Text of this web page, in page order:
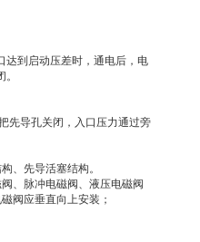
达到启动压差时，通电后，电
先导孔关闭，入口压力通过旁
、先导活塞结构。
、脉冲电磁阀、液压电磁阀
阀应垂直向上安装；